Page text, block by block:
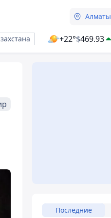
Алматы
+22°$469.93
Последние